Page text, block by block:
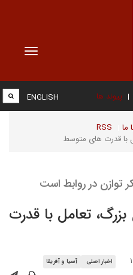
Toggle
پیوند ها
ما RSS
ENGLISH
با قدرت های متوسط
توازن در روابط است
تعامل با قدرت
اخبار اصلی آسیا و آفریقا